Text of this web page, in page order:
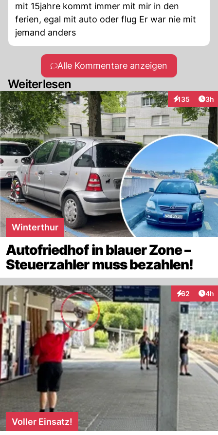
mit 15jahre kommt immer mit mir in den
ferien, egal mit auto oder flug Er war nie mit
jemand anders
Alle Kommentare anzeigen
Weiterlesen
135
Interaktionen
3h
Winterthur
Autofriedhof in blauer Zone –
Steuerzahler muss bezahlen!
62
Interaktionen
4h
Voller Einsatz!